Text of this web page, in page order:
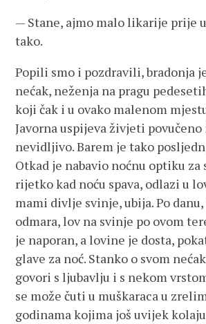
— Stane, ajmo malo likarije prije
tako.
Popili smo i pozdravili, bradonja
nećak, neženja na pragu
koji čak i u ovako malenom
Javorna uspijeva živjeti
nevidljivo. Barem je tako
Otkad je nabavio noćnu optiku za
rijetko kad noću spava, odlazi u
mami divlje svinje, ubija. Po danu,
odmara, lov na svinje po ovom
je naporan, a lovine je dosta,
glave za noć. Stanko o svom
govori s ljubavlju i s nekom
se može čuti u muškaraca u
godinama kojima još uvijek